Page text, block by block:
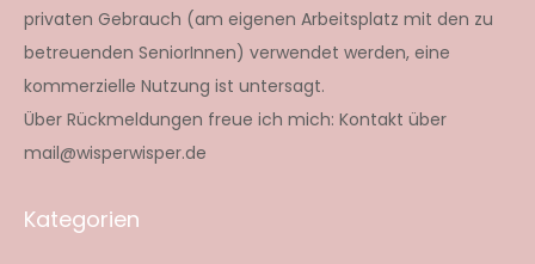
privaten Gebrauch (am eigenen Arbeitsplatz mit den zu
betreuenden SeniorInnen) verwendet werden, eine
kommerzielle Nutzung ist untersagt.
Über Rückmeldungen freue ich mich: Kontakt über
mail@wisperwisper.de
Kategorien